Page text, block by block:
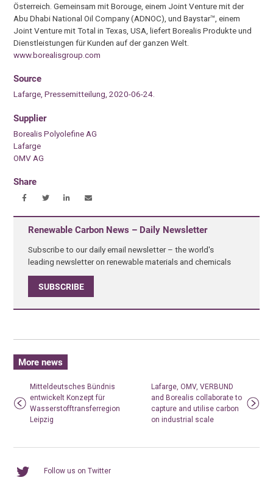
Österreich. Gemeinsam mit Borouge, einem Joint Venture mit der
Abu Dhabi National Oil Company (ADNOC), und Baystar™, einem
Joint Venture mit Total in Texas, USA, liefert Borealis Produkte und
Dienstleistungen für Kunden auf der ganzen Welt.
www.borealisgroup.com
Source
Lafarge, Pressemitteilung, 2020-06-24.
Supplier
Borealis Polyolefine AG
Lafarge
OMV AG
Share
Renewable Carbon News – Daily Newsletter
Subscribe to our daily email newsletter – the world's
leading newsletter on renewable materials and chemicals
SUBSCRIBE
More news
Mitteldeutsches Bündnis
entwickelt Konzept für
Wasserstofftransferregion
Leipzig
Lafarge, OMV, VERBUND
and Borealis collaborate to
capture and utilise carbon
on industrial scale
Follow us on Twitter